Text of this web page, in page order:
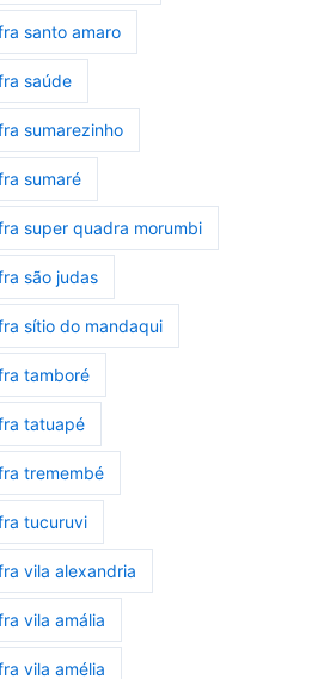
santo amaro
saúde
sumarezinho
sumaré
super quadra morumbi
são judas
sítio do mandaqui
tamboré
tatuapé
tremembé
tucuruvi
vila alexandria
vila amália
vila amélia